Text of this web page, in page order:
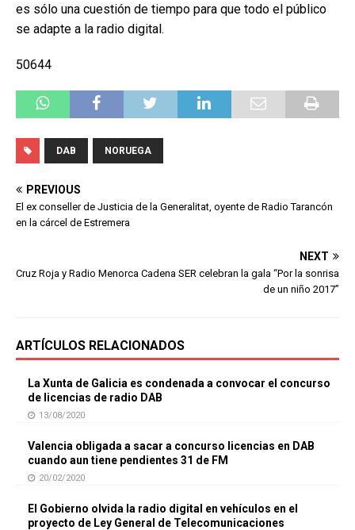
es sólo una cuestión de tiempo para que todo el público
se adapte a la radio digital.
50644
DAB NORUEGA
PREVIOUS
El ex conseller de Justicia de la Generalitat, oyente de Radio Tarancón
en la cárcel de Estremera
NEXT
Cruz Roja y Radio Menorca Cadena SER celebran la gala “Por la sonrisa
de un niño 2017”
ARTÍCULOS RELACIONADOS
La Xunta de Galicia es condenada a convocar el concurso
de licencias de radio DAB
13/08/2020
Valencia obligada a sacar a concurso licencias en DAB
cuando aun tiene pendientes 31 de FM
20/02/2020
El Gobierno olvida la radio digital en vehículos en el
proyecto de Ley General de Telecomunicaciones